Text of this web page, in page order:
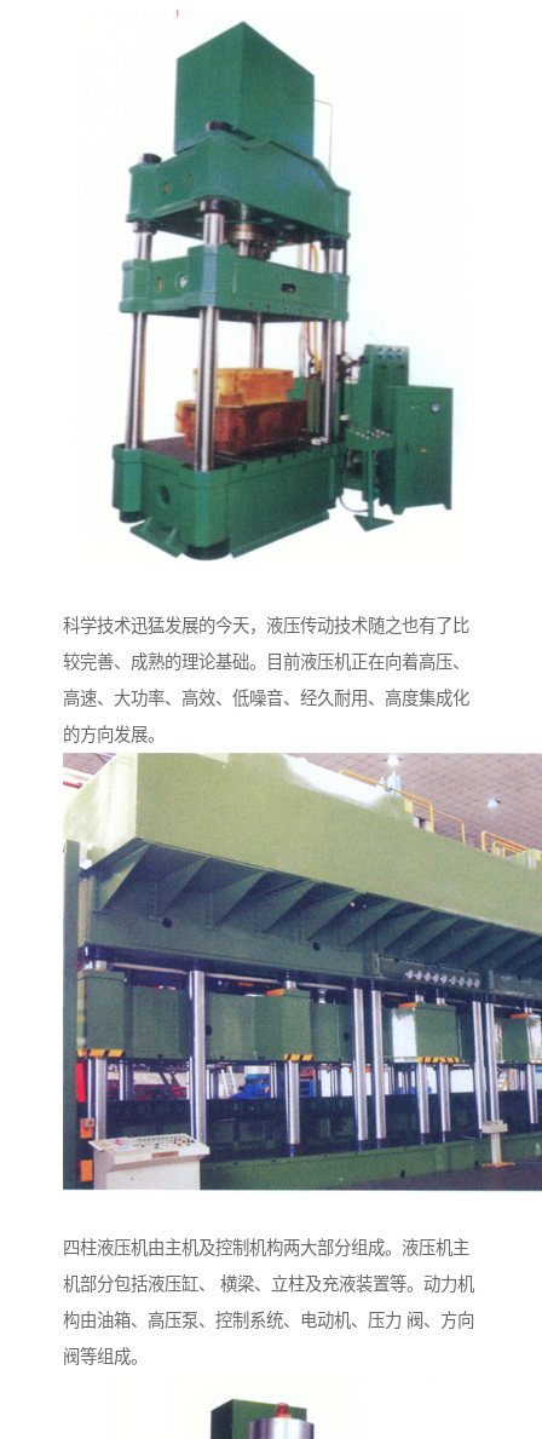
科学技术迅猛发展的今天，液压传动技术随之也有了比
较完善、成熟的理论基础。目前液压机正在向着高压、
高速、大功率、高效、低噪音、经久耐用、高度集成化
的方向发展。
四柱液压机由主机及控制机构两大部分组成。液压机主
机部分包括液压缸、 横梁、立柱及充液装置等。动力机
构由油箱、高压泵、控制系统、电动机、压力 阀、方向
阀等组成。